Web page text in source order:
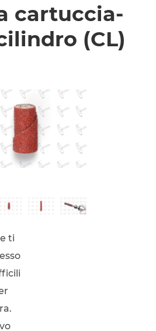
cartuccia-
(CL)
ti